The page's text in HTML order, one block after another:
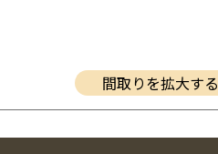
間取りを拡大する